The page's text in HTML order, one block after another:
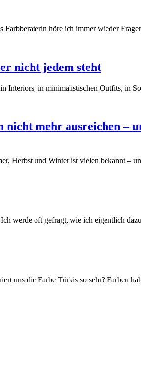
Farbberaterin höre ich immer wieder
nicht jedem steht
Interiors, in minimalistischen Outfits, in
mehr ausreichen –
Herbst und Winter ist vielen bekannt –
werde oft gefragt, wie ich eigentlich
uns die Farbe Türkis so sehr? Farben